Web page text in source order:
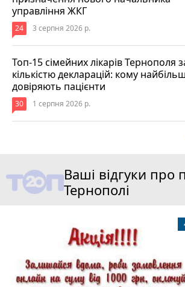
управління ЖКГ
24 3 серпня 2026 р.
Топ-15 сімейних лікарів Тернополя
кількістю декларацій: кому
довіряють пацієнти
30 1 серпня 2026 р.
Ваші відгуки про
Тернополі